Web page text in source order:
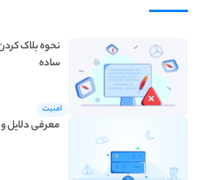
امنیت
ساده
معرفی دلایل